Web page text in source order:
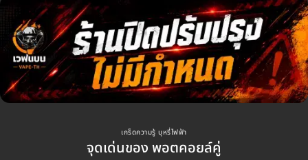
เกร็ดความรู้ บุหรี่ไฟฟ้า
จุดเด่นของ พอตคอยล์คู่